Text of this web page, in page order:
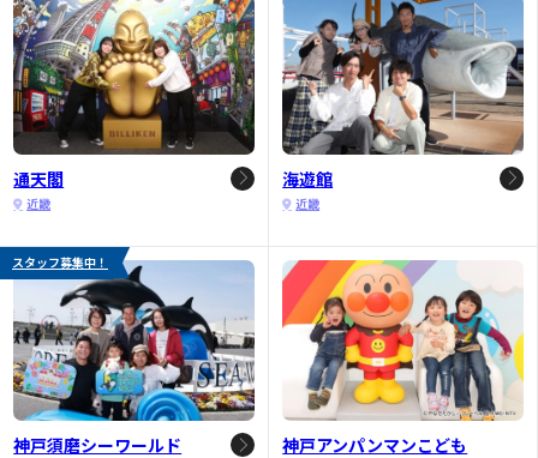
通天閣
近畿
海遊館
近畿
スタッフ募集中！
神戸須磨シーワールド
神戸アンパンマンこども